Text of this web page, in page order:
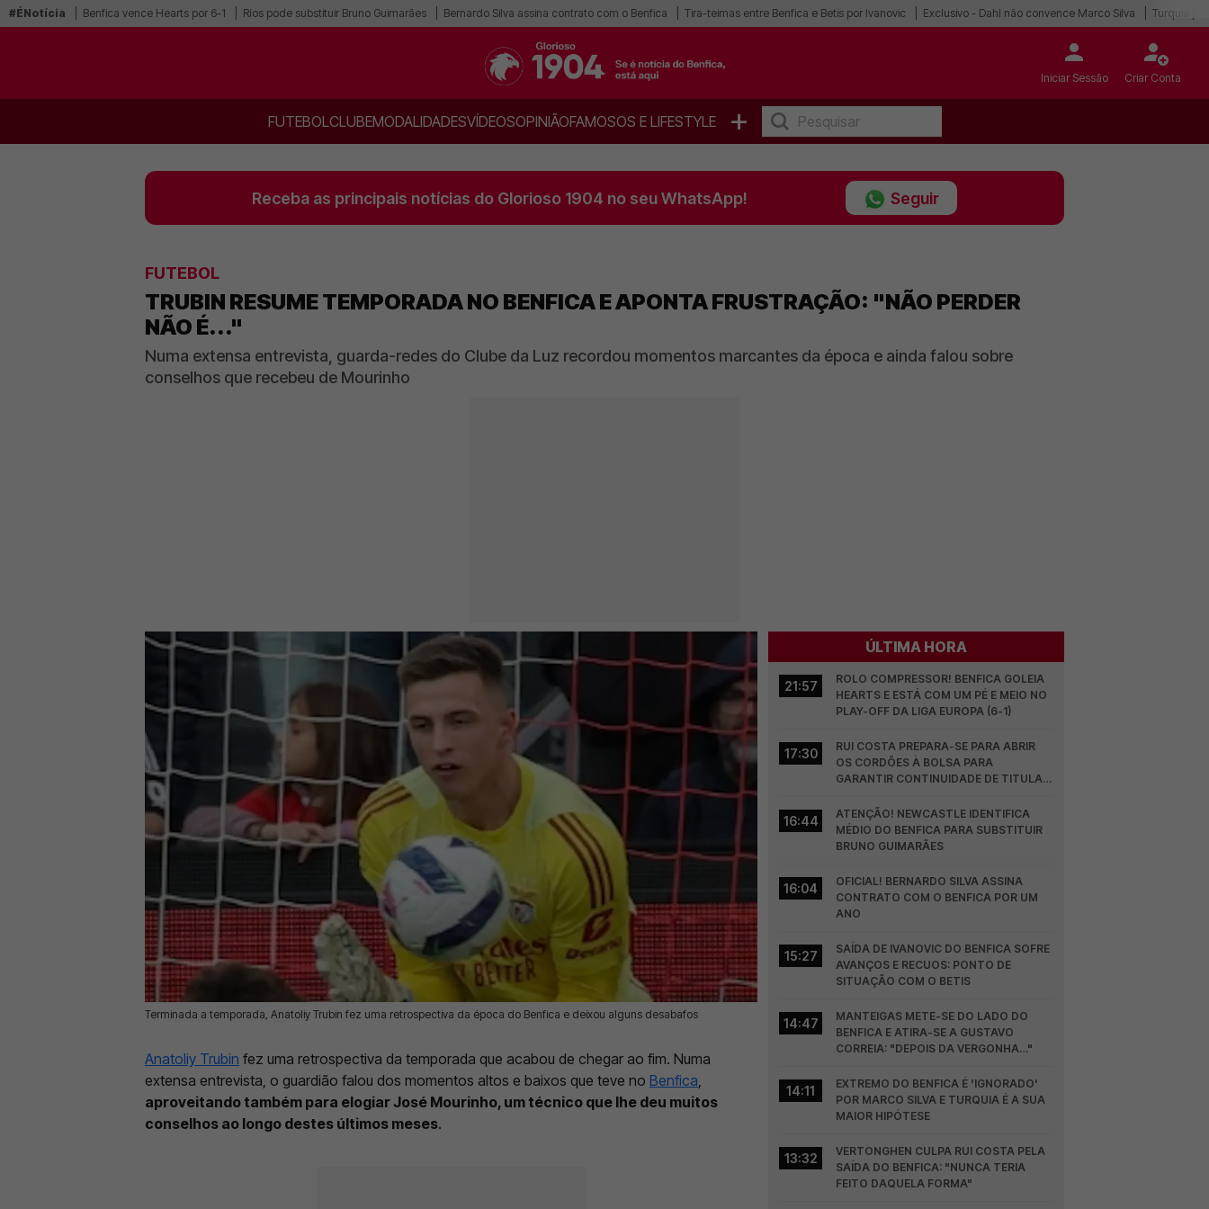
#ÉNotícia Benfica vence Hearts por 6-1 Ríos pode substituir Bruno Guimarães Bernardo Silva assina contrato com o Benfica Tira-teimas entre Benfica e Betis por Ivanovic Exclusivo - Dahl não convence Marco Silva Turquia
Iniciar Sessão Criar Conta
FUTEBOLCLUBEMODALIDADESVÍDEOSOPINIÃOFAMOSOS E LIFESTYLE +
Receba as principais notícias do Glorioso 1904 no seu WhatsApp! Seguir
FUTEBOL
TRUBIN RESUME TEMPORADA NO BENFICA E APONTA FRUSTRAÇÃO: "NÃO PERDER
NÃO É..."
Numa extensa entrevista, guarda-redes do Clube da Luz recordou momentos marcantes da época e ainda falou sobre
conselhos que recebeu de Mourinho
Terminada a temporada, Anatoliy Trubin fez uma retrospectiva da época do Benfica e deixou alguns desabafos
20 Mai 2026 | 10:19 | 0
Anatoliy Trubin fez uma retrospectiva da temporada que acabou de chegar ao fim. Numa
extensa entrevista, o guardião falou dos momentos altos e baixos que teve no Benfica
aproveitando também para elogiar José Mourinho, um técnico que lhe deu muitos
conselhos ao longo destes últimos meses.
ÚLTIMA HORA
21:57
ROLO COMPRESSOR! BENFICA GOLEIA
HEARTS E ESTÁ COM UM PÉ E MEIO NO
PLAY-OFF DA LIGA EUROPA (6-1)
17:30
RUI COSTA PREPARA-SE PARA ABRIR
OS CORDÕES À BOLSA PARA
GARANTIR CONTINUIDADE DE TITULAR
16:44
ATENÇÃO! NEWCASTLE IDENTIFICA
MÉDIO DO BENFICA PARA SUBSTITUIR
BRUNO GUIMARÃES
16:04
OFICIAL! BERNARDO SILVA ASSINA
CONTRATO COM O BENFICA POR UM
ANO
15:27
SAÍDA DE IVANOVIC DO BENFICA SOFRE
AVANÇOS E RECUOS: PONTO DE
SITUAÇÃO COM O BETIS
14:47
MANTEIGAS METE-SE DO LADO DO
BENFICA E ATIRA-SE A GUSTAVO
CORREIA: "DEPOIS DA VERGONHA…"
14:11
EXTREMO DO BENFICA É 'IGNORADO'
POR MARCO SILVA E TURQUIA É A SUA
MAIOR HIPÓTESE
13:32
VERTONGHEN CULPA RUI COSTA PELA
SAÍDA DO BENFICA: "NUNCA TERIA
FEITO DAQUELA FORMA"